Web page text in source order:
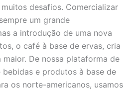
desafios. Comercializar
um grande
a introdução de uma nova
o café à base de ervas, cria
De nossa plataforma de
e produtos à base de
os norte-americanos, usamos